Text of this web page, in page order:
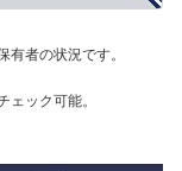
者の状況です。
ック可能。